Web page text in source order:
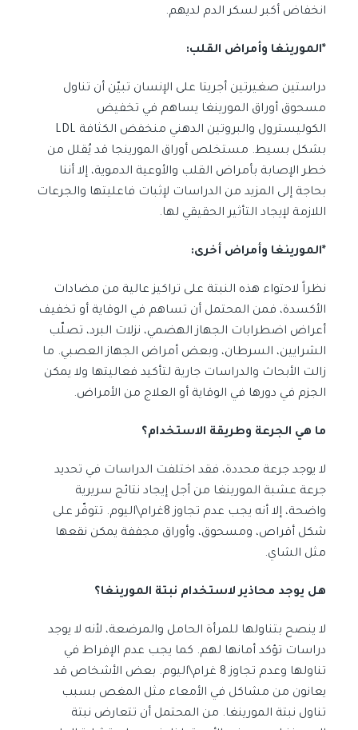
انخفاض أكبر لسكر الدم لديهم.
*المورينغا وأمراض القلب:
دراستين صغيرتين أجريتا على الإنسان تبيّن أن تناول
مسحوق أوراق المورينغا يساهم في تخفيض
الكوليسترول والبروتين الدهني منخفض الكثافة LDL
بشكل بسيط. مستخلص أوراق المورينجا قد يُقلل من
خطر الإصابة بأمراض القلب والأوعية الدموية، إلا أننا
بحاجة إلى المزيد من الدراسات لإثبات فاعليتها والجرعات
اللازمة لإيجاد التأثير الحقيقي لها.
*المورينغا وأمراض أخرى:
نظراً لاحتواء هذه النبتة على تراكيز عالية من مضادات
الأكسدة، فمن المحتمل أن تساهم في الوقاية أو تخفيف
أعراض اضطرابات الجهاز الهضمي، نزلات البرد، تصلّب
الشرايين، السرطان، وبعض أمراض الجهاز العصبي. ما
زالت الأبحاث والدراسات جارية لتأكيد فعاليتها ولا يمكن
الجزم في دورها في الوقاية أو العلاج من الأمراض.
ما هي الجرعة وطريقة الاستخدام؟
لا يوجد جرعة محددة، فقد اختلفت الدراسات في تحديد
جرعة عشبة المورينغا من أجل إيجاد نتائج سريرية
واضحة، إلا أنه يجب عدم تجاوز 8غرام\اليوم. تتوفّر على
شكل أقراص، ومسحوق، وأوراق مجففة يمكن نقعها
مثل الشاي.
هل يوجد محاذير لاستخدام نبتة المورينغا؟
لا ينصح بتناولها للمرأة الحامل والمرضعة، لأنه لا يوجد
دراسات تؤكد أمانها لهم. كما يجب عدم الإفراط في
تناولها وعدم تجاوز 8 غرام\اليوم. بعض الأشخاص قد
يعانون من مشاكل في الأمعاء مثل المغص بسبب
تناول نبتة المورينغا. من المحتمل أن تتعارض نبتة